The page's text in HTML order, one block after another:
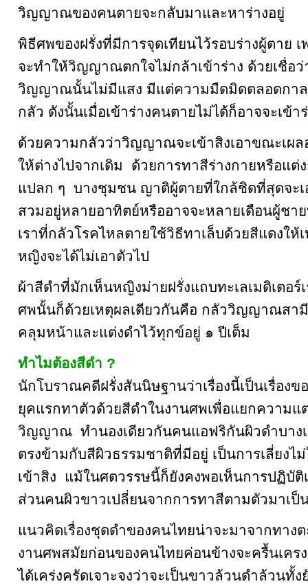
วิญญาณของคนตายจะกลับมาและหาร่างอยู่
พิธีศพของฝรั่งที่มีการจุดเทียนไว้รอบร่างผู้ตาย เ
จะทำให้วิญญาณตกใจไม่กล้าเข้าร่าง ด้วยเชื่อ
วิญญาณนั้นไม่มีแสง มีแต่ความมืดมิดตลอดกาล
กลัว ดังนั้นเมื่อเข้าร่างคนตายไม่ได้ก็อาจจะเข้า
ด้วยความกลัวว่าวิญญาณจะเข้าสิงเอาขณะเผ
ให้ต่างไปจากเดิม ด้วยการทาสีร่างกายหรือแต่
แปลก ๆ บางชุมชน ญาติผู้ตายที่ใกล้ชิดที่สุดจะเ
สวมอยู่หลายอาทิตย์หรืออาจจะหลายเดือนผู้ชา
เราที่กลัวโรคไหลตายใช้วิธีทาเล็บด้วยสีแดงให้
หญิงจะได้ไม่เอาตัวไป
ผ้าสีดำที่มักเห็นหญิงม่ายฝรั่งแถบทะเลเมดิเตอร์
ศพนั้นก็ด้วยเหตุผลเดียวกันคือ กลัววิญญาณสามี
คลุมหน้าและแต่งดำไว้ทุกข์อยู่ ๑ ปีเต็ม
ทำไมต้องสีดำ ?
นักโบราณคดีฝรั่งสันนิษฐานว่าเรื่องนี้เป็นเรื่องข
ยุคแรกทาตัวด้วยสีดำในงานศพเพื่อแยกความแ
วิญญาณ ทำนองเดียวกันคนแอฟริกันผิวดำบาง
ตรงข้ามกับสีผิวธรรมชาติที่มีอยู่ เป็นการเลี่ยง
เข้าสิง แม้ในศตวรรษนี้ก็ยังคงพอเห็นการปฏิบั
ส่วนคนผิวขาวเปลี่ยนจากการทาสีตามตัวมาเป็
แนวคิดเรื่องชุดดำของคนไทยน่าจะมาจากทาง
งานศพสมัยก่อนของคนไทยค่อนข้างจะครื้นเคร
ได้เคร่งครัดเจาะจงว่าจะเป็นขาวล้วนดำล้วนทั้